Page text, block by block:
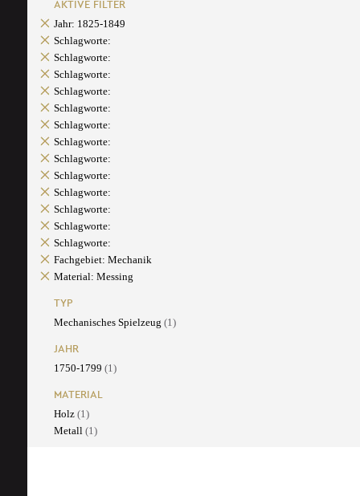
AKTIVE FILTER
Jahr: 1825-1849
Schlagworte:
Schlagworte:
Schlagworte:
Schlagworte:
Schlagworte:
Schlagworte:
Schlagworte:
Schlagworte:
Schlagworte:
Schlagworte:
Schlagworte:
Schlagworte:
Schlagworte:
Fachgebiet: Mechanik
Material: Messing
TYP
Mechanisches Spielzeug (1)
JAHR
1750-1799 (1)
MATERIAL
Holz (1)
Metall (1)